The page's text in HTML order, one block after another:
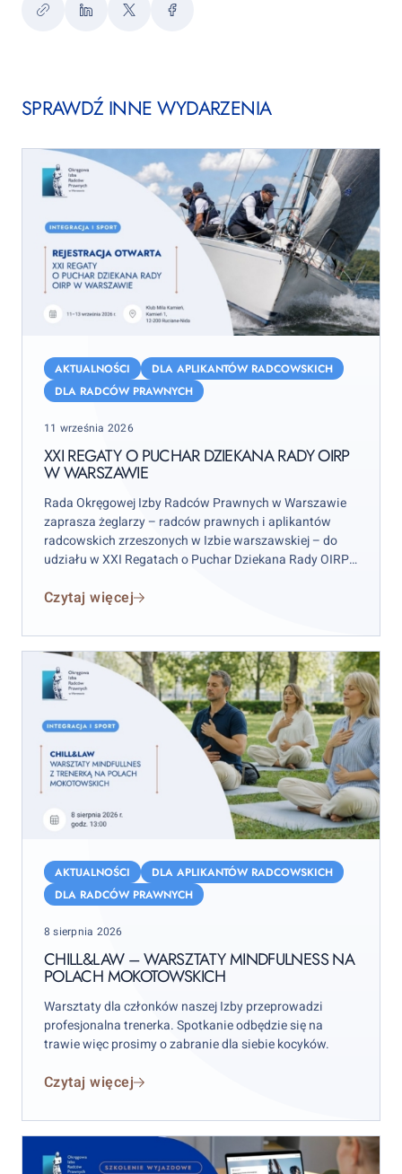
KopiujLinkedInTwitter Facebook
SPRAWDŹ INNE WYDARZENIA
Regaty
Dziekana
Rady
OIRP
Warszawie
AKTUALNOŚCI
DLA APLIKANTÓW RADCOWSKICH
DLA RADCÓW PRAWNYCH
Posted
11 września 2026
XXI REGATY O PUCHAR DZIEKANA RADY OIRP
W WARSZAWIE
Rada Okręgowej Izby Radców Prawnych w Warszawie
zaprasza żeglarzy – radców prawnych i aplikantów
radcowskich zrzeszonych w Izbie warszawskiej – do
udziału w XXI Regatach o Puchar Dziekana Rady OIRP
września 2026 r. (sobota–niedziela), przy czym
Czytaj więcej
warsztaty
Polach
Mokotowskich
AKTUALNOŚCI
DLA APLIKANTÓW RADCOWSKICH
DLA RADCÓW PRAWNYCH
Posted
8 sierpnia 2026
CHILL&LAW – WARSZTATY MINDFULNESS NA
POLACH MOKOTOWSKICH
Warsztaty dla członków naszej Izby przeprowadzi
profesjonalna trenerka. Spotkanie odbędzie się na
trawie więc prosimy o zabranie dla siebie kocyków.
Czytaj więcej